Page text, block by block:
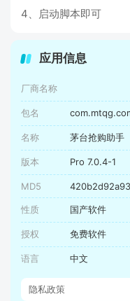
4、启动脚本即可
应用信息
厂商名称
包名
名称 茅台抢购助手
版本 Pro 7.0.4-1
MD5
性质 国产软件
授权 免费软件
语言 中文
隐私政策